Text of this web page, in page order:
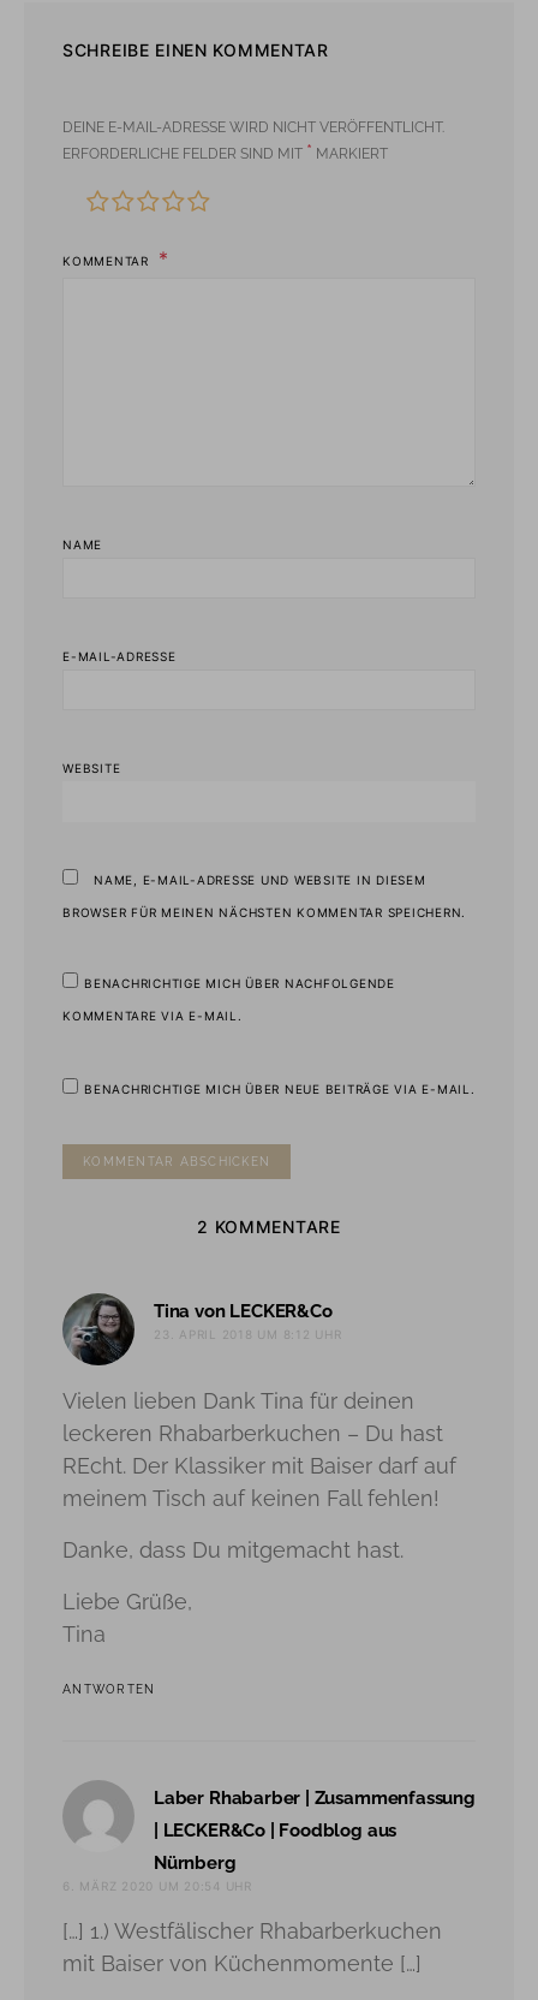
SCHREIBE EINEN KOMMENTAR
DEINE E-MAIL-ADRESSE WIRD NICHT VERÖFFENTLICHT.
ERFORDERLICHE FELDER SIND MIT * MARKIERT
KOMMENTAR
NAME
E-MAIL-ADRESSE
WEBSITE
NAME, E-MAIL-ADRESSE UND WEBSITE IN DIESEM
BROWSER FÜR MEINEN NÄCHSTEN KOMMENTAR SPEICHERN.
BENACHRICHTIGE MICH ÜBER NACHFOLGENDE
KOMMENTARE VIA E-MAIL.
BENACHRICHTIGE MICH ÜBER NEUE BEITRÄGE VIA E-MAIL.
2 KOMMENTARE
Tina von LECKER&Cosagt:
23. APRIL 2018 UM 8:12 UHR
Vielen lieben Dank Tina für deinen
leckeren Rhabarberkuchen – Du hast
REcht. Der Klassiker mit Baiser darf auf
meinem Tisch auf keinen Fall fehlen!
Danke, dass Du mitgemacht hast.
Liebe Grüße,
Tina
ANTWORTEN
Laber Rhabarber | Zusammenfassung
| LECKER&Co | Foodblog aus
Nürnberg
6. MÄRZ 2020 UM 20:54 UHR
[…] 1.) Westfälischer Rhabarberkuchen
mit Baiser von Küchenmomente […]